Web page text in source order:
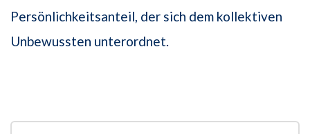
Persönlichkeitsanteil, der sich dem kollektiven
Unbewussten unterordnet.